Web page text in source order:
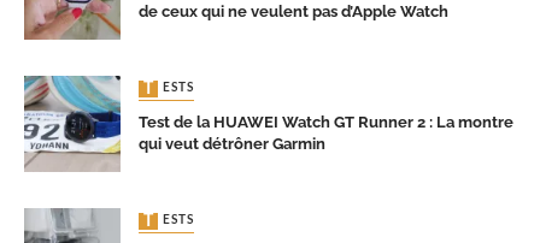
de ceux qui ne veulent pas d’Apple Watch
TESTS
Test de la HUAWEI Watch GT Runner 2 : La montre
qui veut détrôner Garmin
TESTS